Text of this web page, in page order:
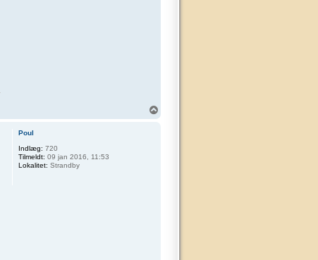
Poul
Indlæg: 720
Tilmeldt: 09 jan 2016, 11:53
Lokalitet: Strandby